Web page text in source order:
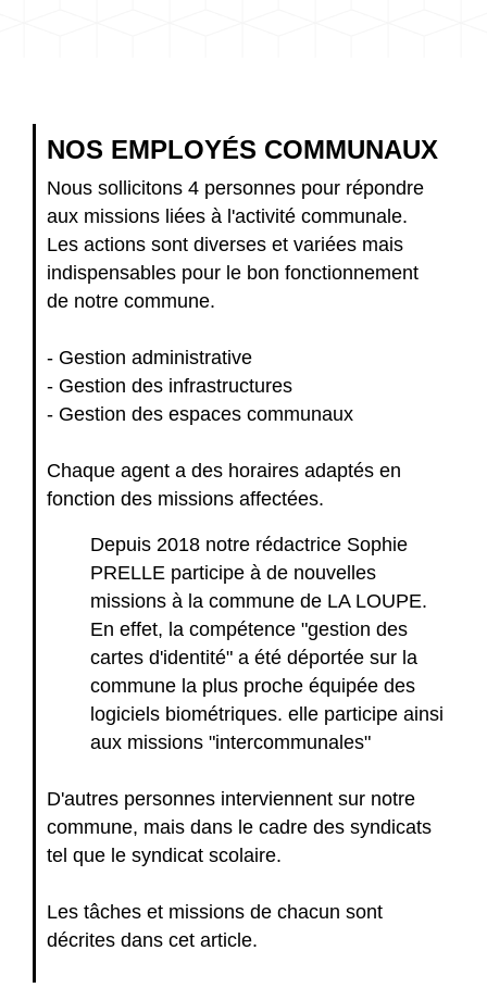
NOS EMPLOYÉS COMMUNAUX
Nous sollicitons 4 personnes pour répondre
aux missions liées à l'activité communale.
Les actions sont diverses et variées mais
indispensables pour le bon fonctionnement
de notre commune.
- Gestion administrative
- Gestion des infrastructures
- Gestion des espaces communaux
Chaque agent a des horaires adaptés en
fonction des missions affectées.
Depuis 2018 notre rédactrice Sophie
PRELLE participe à de nouvelles
missions à la commune de LA LOUPE.
En effet, la compétence "gestion des
cartes d'identité" a été déportée sur la
commune la plus proche équipée des
logiciels biométriques. elle participe ainsi
aux missions "intercommunales"
D'autres personnes interviennent sur notre
commune, mais dans le cadre des syndicats
tel que le syndicat scolaire.
Les tâches et missions de chacun sont
décrites dans cet article.